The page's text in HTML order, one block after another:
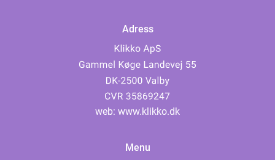
Adress
web: www.klikko.dk
Menu